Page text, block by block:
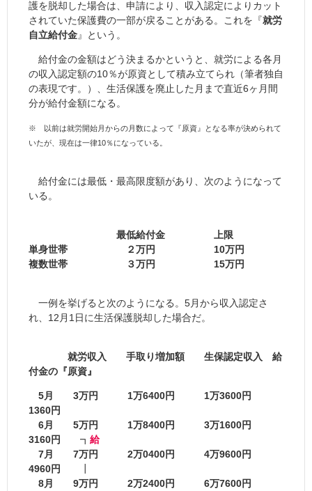
護を脱却した場合は、申請により、収入認定によりカット
されていた保護費の一部が戻ることがある。これを『就労
自立給付金』という。
給付金の金額はどう決まるかというと、就労による各月
の収入認定額の10％が原資として積み立てられ（筆者独自
の表現です。）、生活保護を廃止した月まで直近6ヶ月間
分が給付金額になる。
※ 以前は就労開始月からの月数によって『原資』となる率が決められて
いたが、現在は一律10％になっている。
給付金には最低・最高限度額があり、次のようになって
いる。
最低給付金 上限
単身世帯 ２万円 10万円
複数世帯 ３万円 15万円
一例を挙げると次のようになる。5月から収入認定さ
れ、12月1日に生活保護脱却した場合だ。
就労収入 手取り増加額 生保認定収入 給
付金の『原資』
5月 3万円 1万6400円 1万3600円
1360円
6月 5万円 1万8400円 3万1600円
3160円
┓ 給
7月 7万円 2万0400円 4万9600円
4960円
8月 9万円 2万2400円 6万7600円